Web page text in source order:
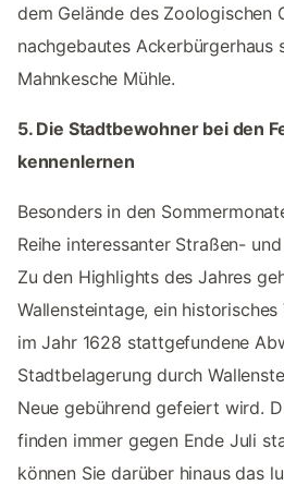
dem Gelände des Zoologischen
nachgebautes Ackerbürgerhaus
Mahnkesche Mühle.
5. Die Stadtbewohner bei den
kennenlernen
Besonders in den
Reihe interessanter Straßen-
Zu den Highlights des Jahres
Wallensteintage, ein
im Jahr 1628 stattgefundene
Stadtbelagerung durch
Neue gebührend gefeiert wird.
finden immer gegen Ende Juli
können Sie darüber hinaus das